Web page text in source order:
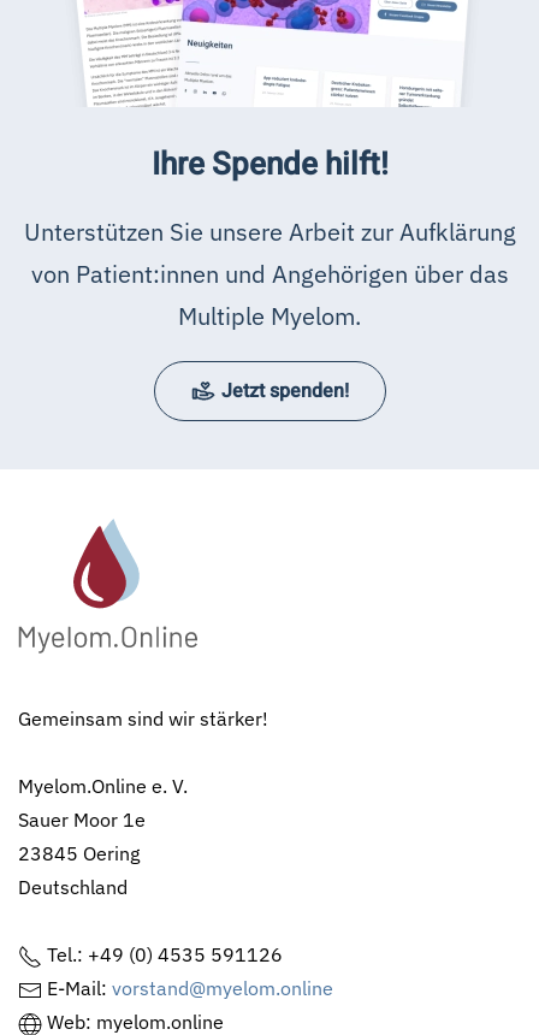
Ihre Spende hilft!
Unterstützen Sie unsere Arbeit zur Aufklärung
von Patient:innen und Angehörigen über das
Multiple Myelom.
Jetzt spenden!
Gemeinsam sind wir stärker!
Myelom.Online e. V.
Sauer Moor 1e
23845 Oering
Deutschland
Tel.: +49 (0) 4535 591126
E-Mail: vorstand@myelom.online
Web: myelom.online